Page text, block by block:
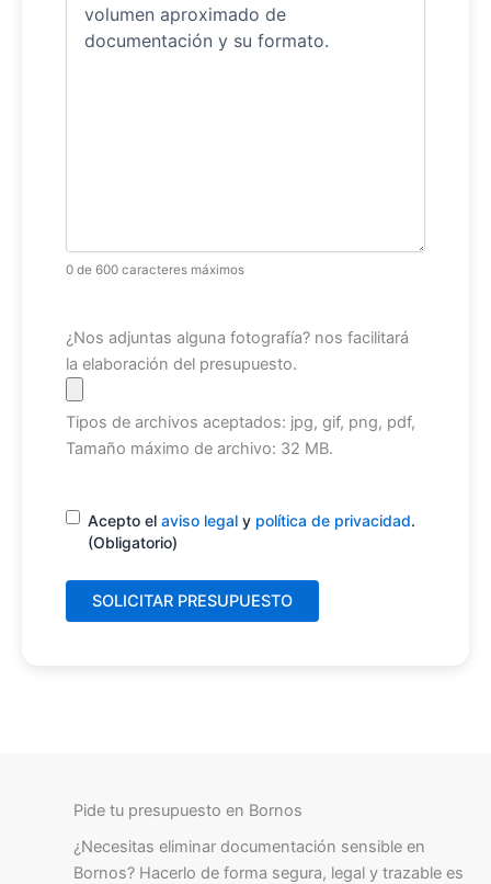
0 de 600 caracteres máximos
Archivo
¿Nos adjuntas alguna fotografía? nos facilitará
la elaboración del presupuesto.
Tipos de archivos aceptados: jpg, gif, png, pdf,
Tamaño máximo de archivo: 32 MB.
Consentimiento(Obligatorio)
Acepto el aviso legal y política de privacidad.
(Obligatorio)
Pide tu presupuesto en Bornos
¿Necesitas eliminar documentación sensible en
Bornos? Hacerlo de forma segura, legal y trazable es